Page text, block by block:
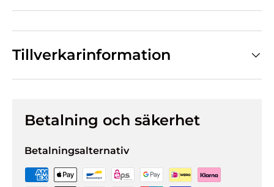
Tillverkarinformation
Betalning och säkerhet
Betalningsalternativ